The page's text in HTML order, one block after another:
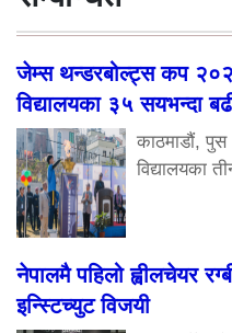
जेम्स थन्डरबोल्ट्स कप
विद्यालयका ३५ सयभन्दा
काठमाडौं,
विद्यालयका
नेपालमै पहिलो ह्वीलचेयर
इन्स्टिच्युट विजयी